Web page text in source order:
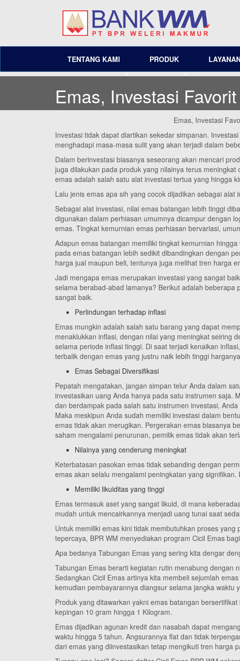
TENTANG KAMI PRODUK
Emas, Investasi
Emas, Investasi
Investasi tidak dapat diartikan sekedar simpanan.
menghadapi masa-masa sulit yang akan terjadi dalam
Dalam berinvestasi biasanya seseorang akan mencari
juga dilakukan pada produk yang nilainya terus
emas adalah salah satu alat investasi tertua yang hingga
Lalu jenis emas apa sih yang cocok dijadikan sebagai alat
Sebagai alat investasi, nilai emas batangan lebih tinggi
digunakan dalam perhiasan umumnya dicampur dengan
emas. Tingkat kemurnian emas perhiasan bervariasi,
Adapun emas batangan memiliki tingkat kemurnian
pada emas batangan lebih sedikit dibandingkan dengan
harga jual maupun beli, tentunya juga melihat tren harga
Jadi mengapa emas merupakan investasi yang sangat
selama berabad-abad lamanya? Berikut adalah
sangat baik.
Perlindungan terhadap inflasi
Emas mungkin adalah salah satu barang yang dapat
menaklukkan inflasi, dengan nilai yang meningkat seiring
selama periode inflasi tinggi. Di saat terjadi kenaikan
terbalik dengan emas yang justru naik lebih tinggi
Emas Sebagai Diversifikasi
Pepatah mengatakan, jangan simpan telur Anda dalam
investasikan uang Anda hanya pada satu instrumen saja.
dan berdampak pada salah satu instrumen investasi,
Maka meskipun Anda sudah memiliki investasi dalam
emas tidak akan merugikan. Pergerakan emas biasanya
saham mengalami penurunan, pemilik emas tidak akan
Nilainya yang cenderung meningkat
Keterbatasan pasokan emas tidak sebanding dengan
emas akan selalu mengalami peningkatan yang
Memiliki likuiditas yang tinggi
Emas termasuk aset yang sangat likuid, di mana
mudah untuk mencairkannya menjadi uang tunai saat
Untuk memiliki emas kini tidak membutuhkan proses
tepercaya, BPR WM menyediakan program Cicil Emas
Apa bedanya Tabungan Emas yang sering kita dengar
Tabungan Emas berarti kegiatan rutin menabung dengan
Sedangkan Cicil Emas artinya kita membeli sejumlah
kemudian pembayarannya diangsur selama jangka waktu
Produk yang ditawarkan yakni emas batangan
kepingan 10 gram hingga 1 Kilogram.
Emas dijadikan agunan kredit dan nasabah dapat
waktu hingga 5 tahun. Angsurannya flat dan tidak
dari emas yang diinvestasikan tetap mengikuti tren harga